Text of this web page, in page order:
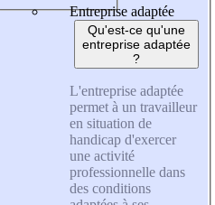
Entreprise adaptée
Qu'est-ce qu'une
entreprise adaptée
?
L'entreprise adaptée
permet à un travailleur
en situation de
handicap d'exercer
une activité
professionnelle dans
des conditions